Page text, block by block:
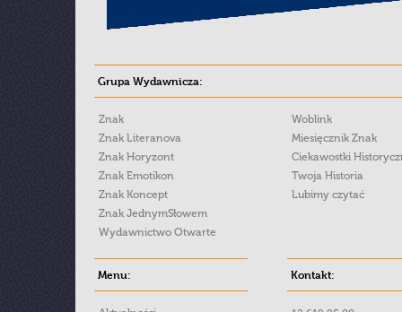
Grupa Wydawnicza:
Znak
Znak Literanova
Znak Horyzont
Znak Emotikon
Znak Koncept
Znak JednymSłowem
Wydawnictwo Otwarte
Woblink
Miesięcznik Znak
Ciekawostki
Twoja Historia
Lubimy czytać
Menu: Kontakt: